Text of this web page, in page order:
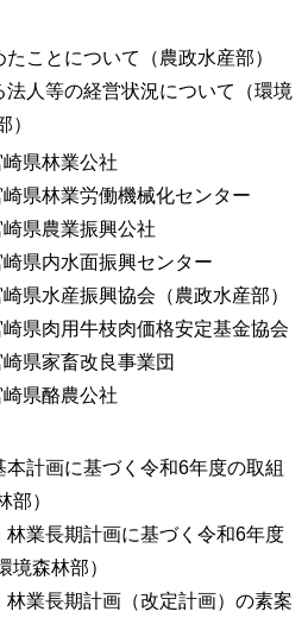
ことについて（農政水産部）
法人等の経営状況について（環境
）
県林業公社
県林業労働機械化センター
県農業振興公社
県内水面振興センター
県水産振興協会（農政水産部）
県肉用牛枝肉価格安定基金協会
県家畜改良事業団
県酪農公社
計画に基づく令和6年度の取組
部）
林業長期計画に基づく令和6年度
境森林部）
林業長期計画（改定計画）の素案